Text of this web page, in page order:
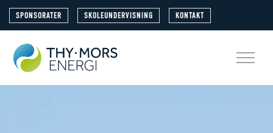
SPONSORATER SKOLEUNDERVISNING KONTAKT